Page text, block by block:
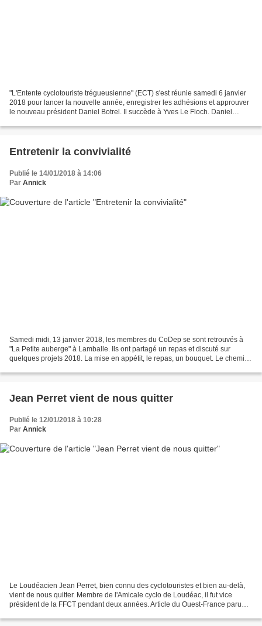
"L'Entente cyclotouriste trégueusienne" (ECT) s'est réunie samedi 6 janvier
2018 pour lancer la nouvelle année, enregistrer les adhésions et approuver
le nouveau président Daniel Botrel. Il succède à Yves Le Floch. Daniel
Entretenir la convivialité
Publié le 14/01/2018 à 14:06
Par Annick
Samedi midi, 13 janvier 2018, les membres du CoDep se sont retrouvés à
"La Petite auberge" à Lamballe. Ils ont partagé un repas et discuté sur
quelques projets 2018. La mise en appétit, le repas, un bouquet. Le chemin
Jean Perret vient de nous quitter
Publié le 12/01/2018 à 10:28
Par Annick
Le Loudéacien Jean Perret, bien connu des cyclotouristes et bien au-delà,
vient de nous quitter. Membre de l'Amicale cyclo de Loudéac, il fut vice
président de la FFCT pendant deux années. Article du Ouest-France paru